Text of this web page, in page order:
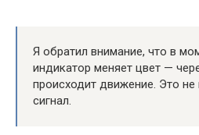
Я обратил внимание, что в
индикатор меняет цвет —
происходит движение. Это не
сигнал.